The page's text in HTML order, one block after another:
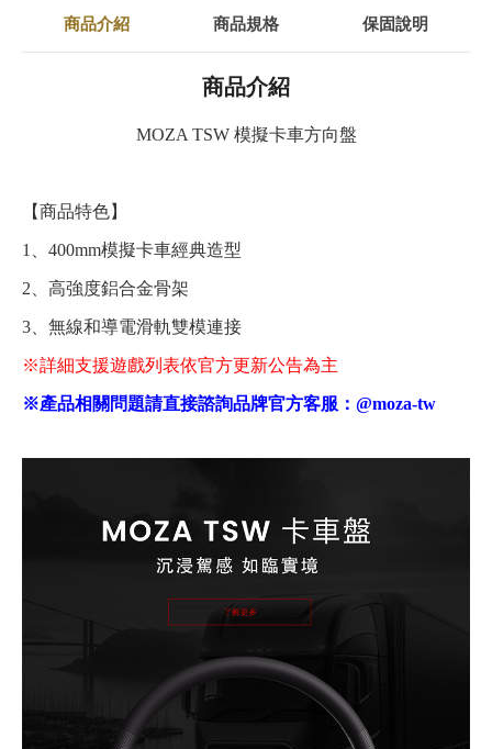
商品介紹 商品規格 保固說明
商品介紹
MOZA TSW 模擬卡車方向盤
【商品特色】
1、400mm模擬卡車經典造型
2、高強度鋁合金骨架
3、無線和導電滑軌雙模連接
※詳細支援遊戲列表依官方更新公告為主
※產品相關問題請直接諮詢品牌官方客服： @moza-tw